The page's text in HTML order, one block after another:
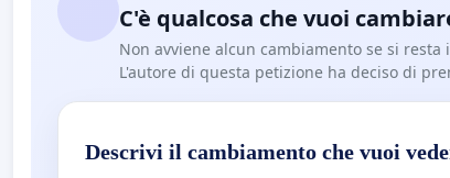
C'è qualcosa che vuoi
Non avviene alcun cambiamento se si resta
L'autore di questa petizione ha deciso di
Descrivi il cambiamento che vuoi